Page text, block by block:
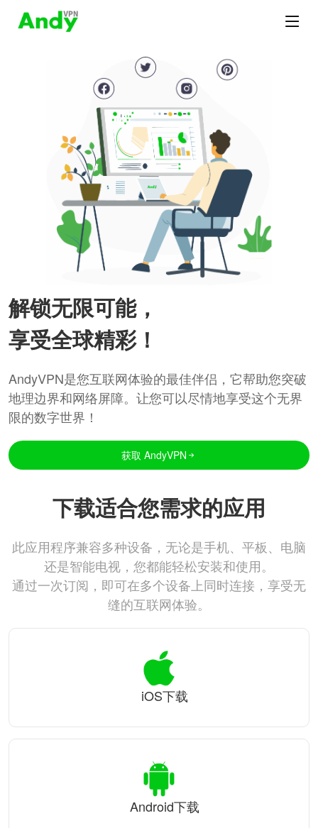
解锁无限可能，
享受全球精彩！
AndyVPN是您互联网体验的最佳伴侣，它帮助您突破
地理边界和网络屏障。让您可以尽情地享受这个无界
限的数字世界！
获取 AndyVPN
下载适合您需求的应用
此应用程序兼容多种设备，无论是手机、平板、电脑
还是智能电视，您都能轻松安装和使用。
通过一次订阅，即可在多个设备上同时连接，享受无
缝的互联网体验。
iOS下载
Android下载